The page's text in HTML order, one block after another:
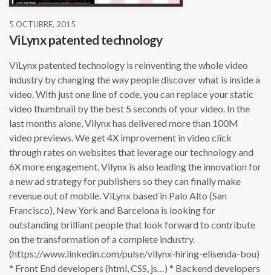
5 OCTUBRE, 2015
ViLynx patented technology
ViLynx patented technology is reinventing the whole video
industry by changing the way people discover what is inside a
video. With just one line of code, you can replace your static
video thumbnail by the best 5 seconds of your video. In the
last months alone, Vilynx has delivered more than 100M
video previews. We get 4X improvement in video click
through rates on websites that leverage our technology and
6X more engagement. Vilynx is also leading the innovation for
a new ad strategy for publishers so they can finally make
revenue out of mobile. ViLynx based in Palo Alto (San
Francisco), New York and Barcelona is looking for
outstanding brilliant people that look forward to contribute
on the transformation of a complete industry.
(https://www.linkedin.com/pulse/vilynx-hiring-elisenda-bou)
* Front End developers (html, CSS, js…) * Backend developers